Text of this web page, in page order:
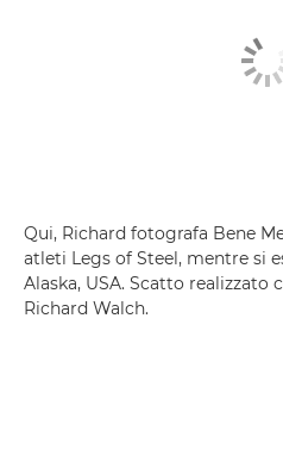
Qui, Richard fotografa Bene
atleti Legs of Steel, mentre si
Alaska, USA. Scatto realizzato
Richard Walch.